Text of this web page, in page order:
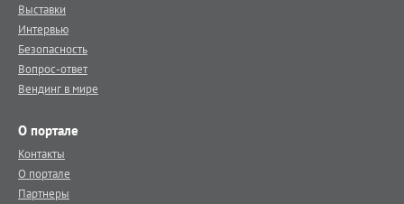
Выставки
Интервью
Безопасность
Вопрос-ответ
Вендинг в мире
О портале
Контакты
О портале
Партнеры